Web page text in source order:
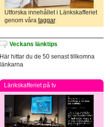
Utforska innehållet i Länkskafferiet
genom våra taggar.
Veckans länktips
Här hittar du de 50 senast tillkomna
länkarna
Länkskafferiet på tv